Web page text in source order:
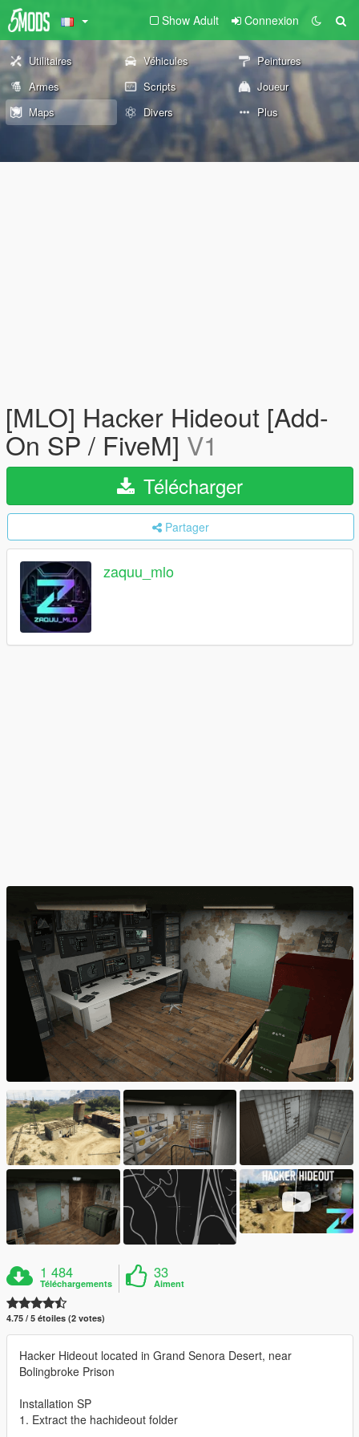
Show Adult Connexion
Utilitaires Véhicules
Peintures
Armes
Scripts
Joueur
Maps
Divers Plus
[MLO] Hacker Hideout [Add-
On SP / FiveM] V1
Télécharger
Partager
zaquu_mlo
1 484
Téléchargements
33
Aiment
4.75 / 5 étoiles (2 votes)
Hacker Hideout located in Grand Senora Desert, near
Bolingbroke Prison
Installation SP
1. Extract the hachideout folder